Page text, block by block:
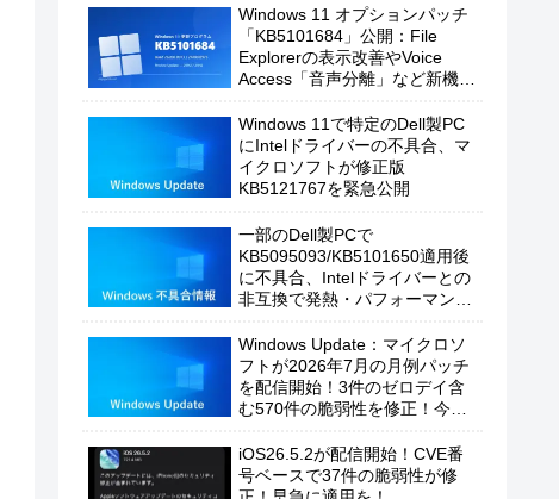
Windows 11 オプションパッチ
「KB5101684」公開：File
Explorerの表示改善やVoice
Access「音声分離」など新機能
Windows 11で特定のDell製PC
にIntelドライバーの不具合、マ
イクロソフトが修正版
KB5121767を緊急公開
一部のDell製PCで
KB5095093/KB5101650適用後
に不具合、Intelドライバーとの
非互換で発熱・パフォーマンス
Windows Update：マイクロソ
フトが2026年7月の月例パッチ
を配信開始！3件のゼロデイ含
む570件の脆弱性を修正！今す
iOS26.5.2が配信開始！CVE番
号ベースで37件の脆弱性が修